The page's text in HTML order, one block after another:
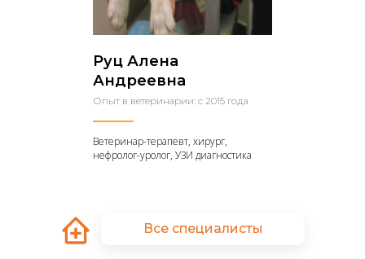
Руц Алена
Андреевна
Опыт в ветеринарии: с 2015 года
Ветеринар-терапевт, хирург,
нефролог-уролог, УЗИ диагностика
Все специалисты